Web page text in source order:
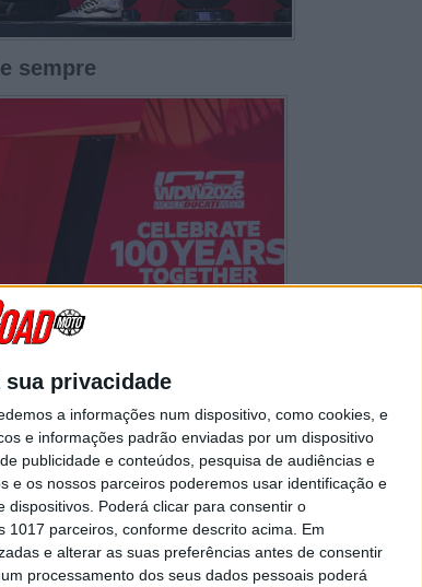
sua privacidade
a informações num dispositivo, como cookies, e
e informações padrão enviadas por um dispositivo
publicidade e conteúdos, pesquisa de audiências e
e os nossos parceiros poderemos usar identificação e
Poderá clicar para consentir o
parceiros, conforme descrito acima. Em
e alterar as suas preferências antes de consentir
processamento dos seus dados pessoais poderá
sempre